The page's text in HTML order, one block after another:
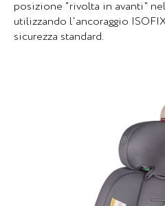
posizione "rivolta in avanti"
utilizzando l'ancoraggio
sicurezza standard.